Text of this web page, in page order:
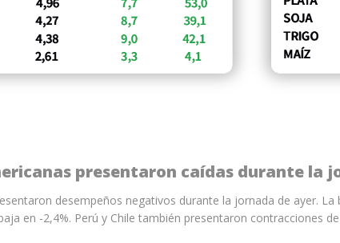
presentaron caídas durante la
desempeños negativos durante la jornada de ayer.
en -2,4%. Perú y Chile también presentaron contracciones